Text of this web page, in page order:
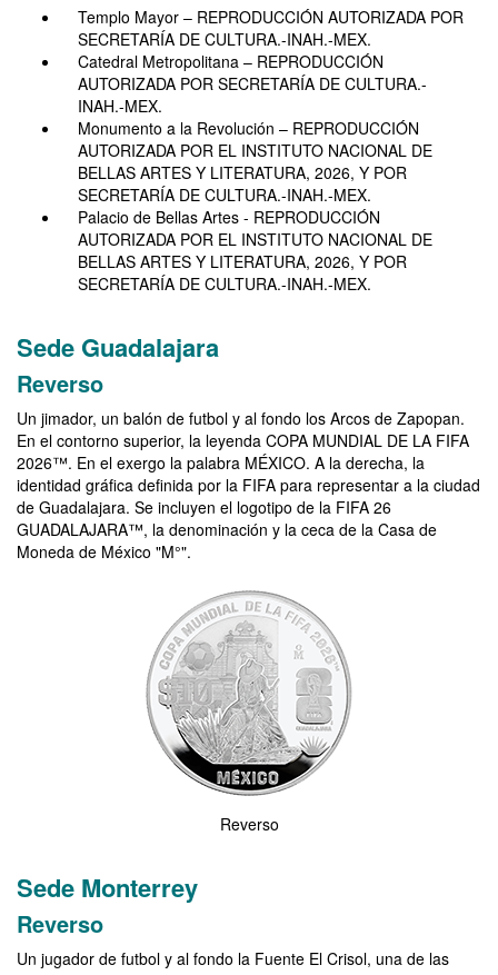
Templo Mayor – REPRODUCCIÓN AUTORIZADA POR
SECRETARÍA DE CULTURA.-INAH.-MEX.
Catedral Metropolitana – REPRODUCCIÓN
AUTORIZADA POR SECRETARÍA DE CULTURA.-
INAH.-MEX.
Monumento a la Revolución – REPRODUCCIÓN
AUTORIZADA POR EL INSTITUTO NACIONAL DE
BELLAS ARTES Y LITERATURA, 2026, Y POR
SECRETARÍA DE CULTURA.-INAH.-MEX.
Palacio de Bellas Artes - REPRODUCCIÓN
AUTORIZADA POR EL INSTITUTO NACIONAL DE
BELLAS ARTES Y LITERATURA, 2026, Y POR
SECRETARÍA DE CULTURA.-INAH.-MEX.
Sede Guadalajara
Reverso
Un jimador, un balón de futbol y al fondo los Arcos de Zapopan.
En el contorno superior, la leyenda COPA MUNDIAL DE LA FIFA
2026™. En el exergo la palabra MÉXICO. A la derecha, la
identidad gráfica definida por la FIFA para representar a la ciudad
de Guadalajara. Se incluyen el logotipo de la FIFA 26
GUADALAJARA™, la denominación y la ceca de la Casa de
Moneda de México "M°".
Imagen del reverso de la moneda de la Copa Mundial de la FIFA
Reverso
Sede Monterrey
Reverso
Un jugador de futbol y al fondo la Fuente El Crisol, una de las